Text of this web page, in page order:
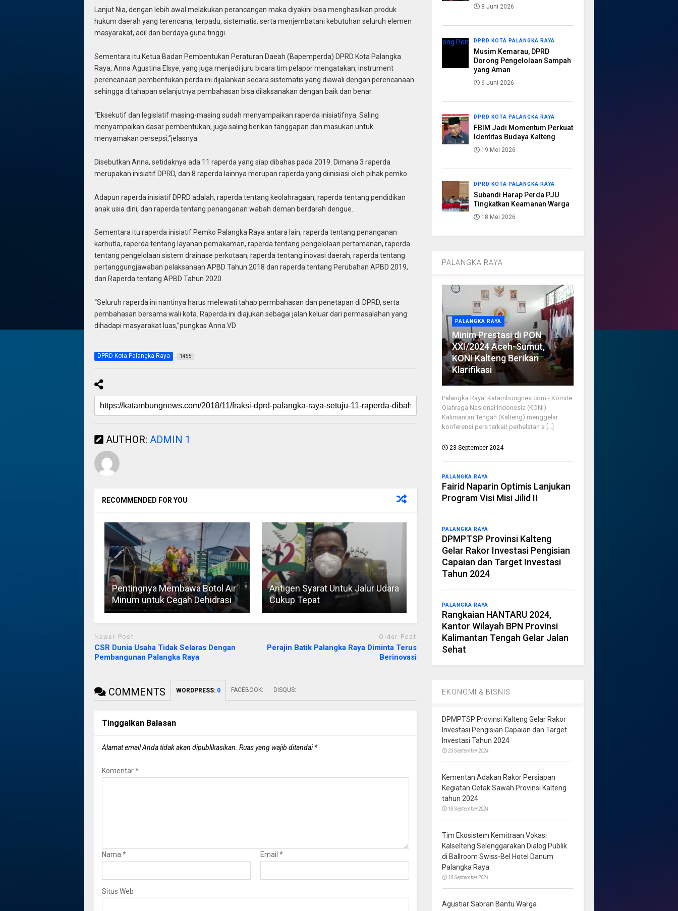
Lanjut Nia, dengan lebih awal melakukan perancangan maka diyakini bisa menghasilkan produk
hukum daerah yang terencana, terpadu, sistematis, serta menjembatani kebutuhan seluruh elemen
masyarakat, adil dan berdaya guna tinggi.
Sementara itu Ketua Badan Pembentukan Peraturan Daeah (Bapemperda) DPRD Kota Palangka
Raya, Anna Agustina Elsye, yang juga menjadi juru bicara tim pelapor mengatakan, instrument
perencanaan pembentukan perda ini dijalankan secara sistematis yang diawali dengan perencanaan
sehingga ditahapan selanjutnya pembahasan bisa dilaksanakan dengan baik dan benar.
“Eksekutif dan legislatif masing-masing sudah menyampaikan raperda inisiatifnya. Saling
menyampaikan dasar pembentukan, juga saling berikan tanggapan dan masukan untuk
menyamakan persepsi,”jelasnya.
Disebutkan Anna, setidaknya ada 11 raperda yang siap dibahas pada 2019. Dimana 3 raperda
merupakan inisiatif DPRD, dan 8 raperda lainnya merupan raperda yang diinisiasi oleh pihak pemko.
Adapun raperda inisiatif DPRD adalah, raperda tentang keolahragaan, raperda tentang pendidikan
anak usia dini, dan raperda tentang penanganan wabah deman berdarah dengue.
Sementara itu raperda inisiatif Pemko Palangka Raya antara lain, raperda tentang penanganan
karhutla, raperda tentang layanan pemakaman, raperda tentang pengelolaan pertamanan, raperda
tentang pengelolaan sistem drainase perkotaan, raperda tentang inovasi daerah, raperda tentang
pertanggungjawaban pelaksanaan APBD Tahun 2018 dan raperda tentang Perubahan APBD 2019,
dan Raperda tentang APBD Tahun 2020.
“Seluruh raperda ini nantinya harus melewati tahap permbahasan dan penetapan di DPRD, serta
pembahasan bersama wali kota. Raperda ini diajukan sebagai jalan keluar dari permasalahan yang
dihadapi masyarakat luas,”pungkas Anna.VD
DPRD Kota Palangka Raya 1455
AUTHOR: ADMIN 1
RECOMMENDED FOR YOU
Pentingnya Membawa Botol Air
Minum untuk Cegah Dehidrasi
Antigen Syarat Untuk Jalur Udara
Cukup Tepat
Newer Post
CSR Dunia Usaha Tidak Selaras Dengan
Pembangunan Palangka Raya
Older Post
Perajin Batik Palangka Raya Diminta Terus
Berinovasi
COMMENTS WORDPRESS: 0 FACEBOOK: DISQUS:
Tinggalkan Balasan
Alamat email Anda tidak akan dipublikasikan. Ruas yang wajib ditandai*
Komentar*
Nama * Email *
Situs Web
8 Juni 2026
DPRD KOTA PALANGKA RAYA
Musim Kemarau, DPRD
Dorong Pengelolaan Sampah
yang Aman
6 Juni 2026
DPRD KOTA PALANGKA RAYA
FBIM Jadi Momentum Perkuat
Identitas Budaya Kalteng
19 Mei 2026
DPRD KOTA PALANGKA RAYA
Subandi Harap Perda PJU
Tingkatkan Keamanan Warga
18 Mei 2026
PALANGKA RAYA
PALANGKA RAYA
Minim Prestasi di PON
XXI/2024 Aceh-Sumut,
KONI Kalteng Berikan
Klarifikasi
Palangka Raya, Katambungnes.com - Komite
Olahraga Nasional Indonesia (KONI)
Kalimantan Tengah (Kalteng) menggelar
konferensi pers terkait perhelatan a [...]
23 September 2024
PALANGKA RAYA
Fairid Naparin Optimis Lanjukan
Program Visi Misi Jilid II
PALANGKA RAYA
DPMPTSP Provinsi Kalteng
Gelar Rakor Investasi Pengisian
Capaian dan Target Investasi
Tahun 2024
PALANGKA RAYA
Rangkaian HANTARU 2024,
Kantor Wilayah BPN Provinsi
Kalimantan Tengah Gelar Jalan
Sehat
EKONOMI & BISNIS
DPMPTSP Provinsi Kalteng Gelar Rakor
Investasi Pengisian Capaian dan Target
Investasi Tahun 2024
23 September 2024
Kementan Adakan Rakor Persiapan
Kegiatan Cetak Sawah Provinsi Kalteng
tahun 2024
18 September 2024
Tim Ekosistem Kemitraan Vokasi
Kalselteng Selenggarakan Dialog Publik
di Ballroom Swiss-Bel Hotel Danum
Palangka Raya
18 September 2024
Agustiar Sabran Bantu Warga